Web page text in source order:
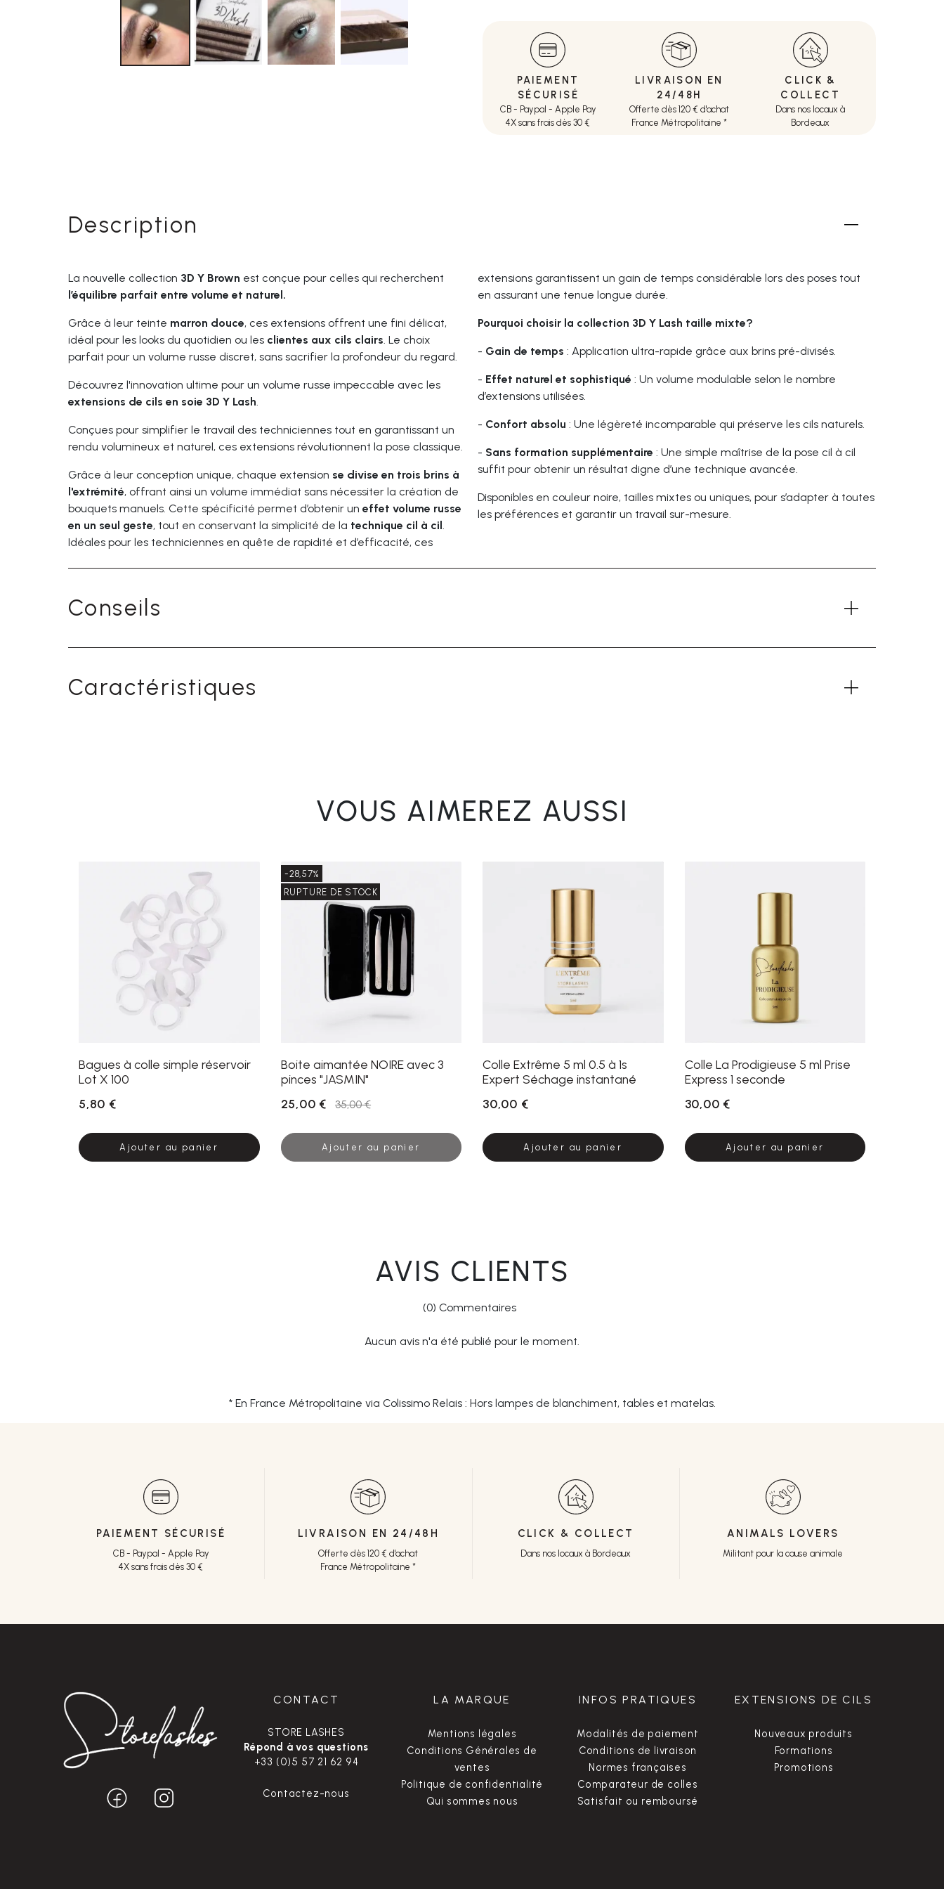
PAIEMENT
SÉCURISÉ
CB - Paypal - Apple Pay
4X sans frais dès 30 €
LIVRAISON EN
24/48H
Offerte dès 120 € d'achat
France Métropolitaine *
CLICK &
COLLECT
Dans nos locaux à
Bordeaux
Description
La nouvelle collection 3D Y Brown est conçue pour celles qui recherchent
l’équilibre parfait entre volume et naturel.
Grâce à leur teinte marron douce, ces extensions offrent une fini délicat,
idéal pour les looks du quotidien ou les clientes aux cils clairs. Le choix
parfait pour un volume russe discret, sans sacrifier la profondeur du regard.
Découvrez l'innovation ultime pour un volume russe impeccable avec les
extensions de cils en soie 3D Y Lash.
Conçues pour simplifier le travail des techniciennes tout en garantissant un
rendu volumineux et naturel, ces extensions révolutionnent la pose classique.
Grâce à leur conception unique, chaque extension se divise en trois brins à
l'extrémité, offrant ainsi un volume immédiat sans nécessiter la création de
bouquets manuels. Cette spécificité permet d’obtenir un effet volume russe
en un seul geste, tout en conservant la simplicité de la technique cil à cil .
Idéales pour les techniciennes en quête de rapidité et d’efficacité, ces
extensions garantissent un gain de temps considérable lors des poses tout
en assurant une tenue longue durée.
Pourquoi choisir la collection 3D Y Lash taille mixte?
- Gain de temps : Application ultra-rapide grâce aux brins pré-divisés.
- Effet naturel et sophistiqué : Un volume modulable selon le nombre
d’extensions utilisées.
- Confort absolu : Une légèreté incomparable qui préserve les cils naturels.
- Sans formation supplémentaire : Une simple maîtrise de la pose cil à cil
suffit pour obtenir un résultat digne d’une technique avancée.
Disponibles en couleur noire, tailles mixtes ou uniques, pour s’adapter à toutes
les préférences et garantir un travail sur-mesure.
Conseils
Caractéristiques
VOUS AIMEREZ AUSSI
Bagues à colle simple réservoir
Lot X 100
5,80 €
Ajouter au panier
Boite aimantée NOIRE avec 3
pinces "JASMIN"
25,00 €
35,00 €
Ajouter au panier
-28,57%
RUPTURE DE STOCK
Colle Extrême 5 ml 0.5 à 1s
Expert Séchage instantané
30,00 €
Ajouter au panier
Colle La Prodigieuse 5 ml Prise
Express 1 seconde
30,00 €
Ajouter au panier
AVIS CLIENTS
(0) Commentaires
Aucun avis n'a été publié pour le moment.
* En France Métropolitaine via Colissimo Relais : Hors lampes de blanchiment, tables et matelas.
PAIEMENT SÉCURISÉ
CB - Paypal - Apple Pay
4X sans frais dès 30 €
LIVRAISON EN 24/48H
Offerte dès 120 € d'achat
France Métropolitaine *
CLICK & COLLECT
Dans nos locaux à Bordeaux
ANIMALS LOVERS
Militant pour la cause animale
CONTACT
STORE LASHES
Répond à vos questions
+33 (0)5 57 21 62 94
Contactez-nous
LA MARQUE
Mentions légales
Conditions Générales de
ventes
Politique de confidentialité
Qui sommes nous
INFOS PRATIQUES
Modalités de paiement
Conditions de livraison
Normes françaises
Comparateur de colles
Satisfait ou remboursé
EXTENSIONS DE CILS
Nouveaux produits
Formations
Promotions